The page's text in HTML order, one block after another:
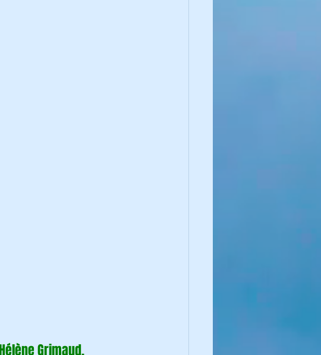
Grimaud.